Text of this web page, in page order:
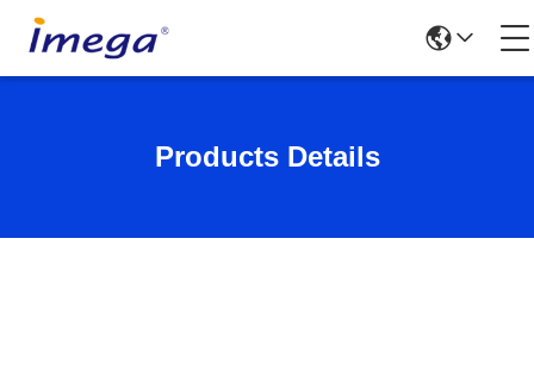
Products Details